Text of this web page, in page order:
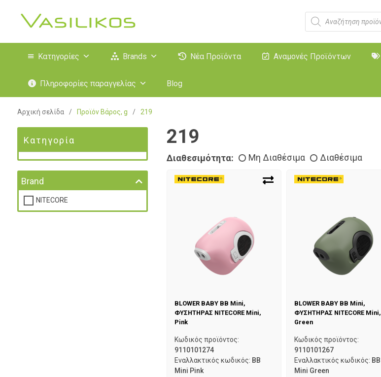
Κατηγορίες Brands Νέα Προϊόντα Αναμονές Προϊόντων
Πληροφορίες παραγγελίας Blog
Αρχική σελίδα / Προϊόν Βάρος, g / 219
219
Διαθεσιμότητα: Μη Διαθέσιμα Διαθέσιμα
BLOWER BABY BB Mini,
ΦΥΣΗΤΗΡΑΣ NITECORE Mini,
Pink
Κωδικός προϊόντος:
9110101274
Εναλλακτικός κωδικός: BB
Mini Pink
BLOWER BABY BB Mini,
ΦΥΣΗΤΗΡΑΣ NITECORE Mini,
Green
Κωδικός προϊόντος:
9110101267
Εναλλακτικός κωδικός: BB
Mini Green
Κατηγορία
Brand
NITECORE